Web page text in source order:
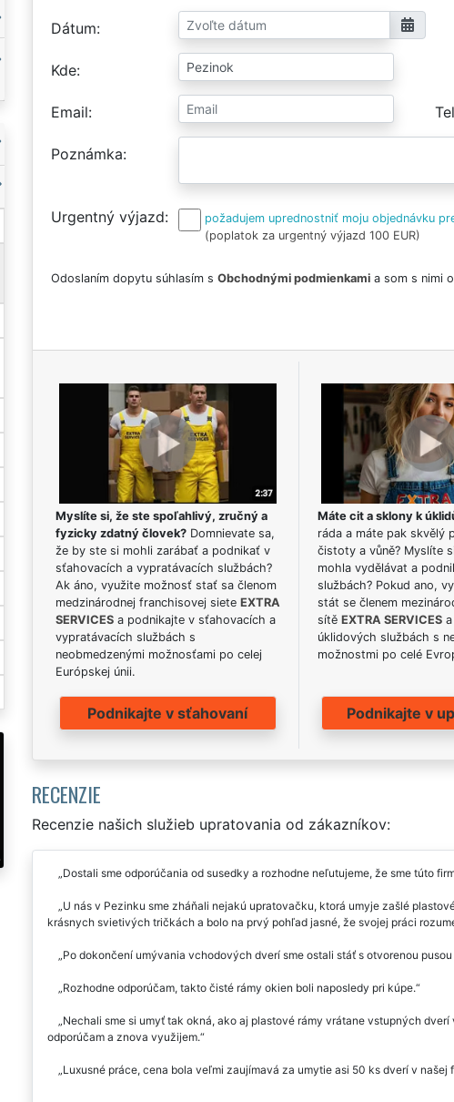
Dátum
Kde
Email
Poznámka
Urgentný výjazd
požadujem uprednostniť moju objednávku
(poplatok za urgentný výjazd 100 EUR)
Odoslaním dopytu súhlasím s Obchodnými podmienkamia som s nimi
Myslíte si, že ste spoľahlivý, zručný a
fyzicky zdatný človek?Domnievate sa,
že by ste si mohli zarábať a podnikať v
sťahovacích a vypratávacích službách?
Ak áno, využite možnosť stať sa členom
medzinárodnej franchisovej siete EXTRA
SERVICESa podnikajte v sťahovacích a
vypratávacích službách s
neobmedzenými možnosťami po celej
Európskej únii.
Podnikajte v sťahovaní
Máte cit a sklony k
ráda a máte pak skvělý
čistoty a vůně? Myslíte
mohla vydělávat a
službách? Pokud ano,
stát se členem
sítě EXTRA SERVICESa
úklidových službách s
možnostmi po celé
Podnikajte v
RECENZIE
Recenzie našich služieb upratovania od zákazníkov:
Dostali sme odporúčania od susedky a rozhodne neľutujeme, že sme túto
U nás v Pezinku sme zháňali nejakú upratovačku, ktorá umyje zašlé
krásnych svietivých tričkách a bolo na prvý pohľad jasné, že svojej práci
Po dokončení umývania vchodových dverí sme ostali stáť s otvorenou
Rozhodne odporúčam, takto čisté rámy okien boli naposledy pri kúpe.
Nechali sme si umyť tak okná, ako aj plastové rámy vrátane vstupných
odporúčam a znova využijem.
Luxusné práce, cena bola veľmi zaujímavá za umytie asi 50 ks dverí v našej